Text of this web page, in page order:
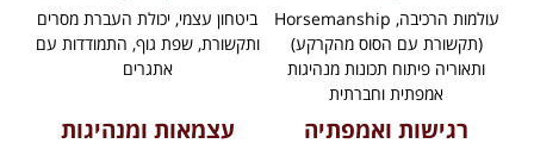
עולמות הרכיבה, Horsemanship
(תקשורת עם הסוס מהקרקע)
ותאוריה פיתוח תכונות מנהיגות
אמפתית וחברתית
ביטחון עצמי, יכולת העברת מסרים
ותקשורת, שפת גוף, התמודדות עם
אתגרים
רגישות ואמפתיה עצמאות ומנהיגות